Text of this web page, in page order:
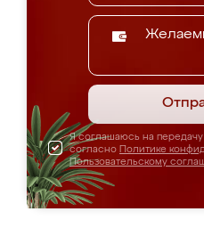
Я соглашаюсь на
согласно Политике
Пользовательскому